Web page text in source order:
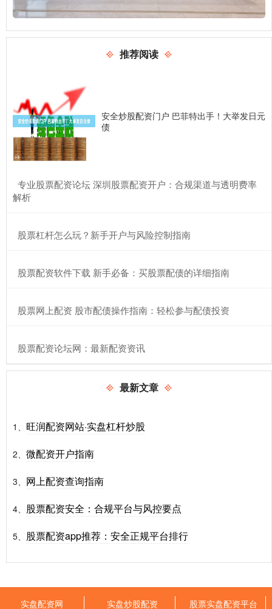
推荐阅读
安全炒股配资门户 巴菲特出手！大举发日元
债
​专业股票配资论坛 深圳股票配资开户：合规渠道与透明费率
解析
​股票杠杆怎么玩？新手开户与风险控制指南
​股票配资软件下载 新手必备：买股票配债的详细指南
​股票网上配资 股市配债操作指南：轻松参与配债投资
​股票配资论坛网：最新配资资讯
最新文章
1、 旺润配资网站·实盘杠杆炒股
2、 微配资开户指南
3、 网上配资查询指南
4、 股票配资安全：合规平台与风控要点
5、 股票配资app推荐：安全正规平台排行
实盘配资网 实盘炒股配资 股票实盘配资平台